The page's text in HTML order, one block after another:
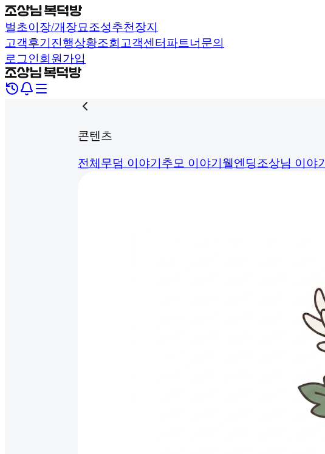
벌초이장/개장묘조성추천장지
고객후기 진행상황조회 고객센터 파트너문의
로그인회원가입
콘텐츠
전체 무덤 이야기 추모 이야기 웰엔딩조상님 이야기